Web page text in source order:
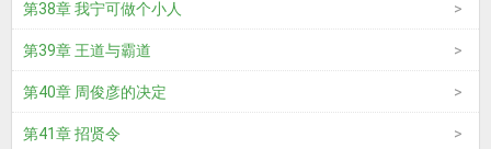
第38章 我宁可做个小人
第39章 王道与霸道
第40章 周俊彦的决定
第41章 招贤令